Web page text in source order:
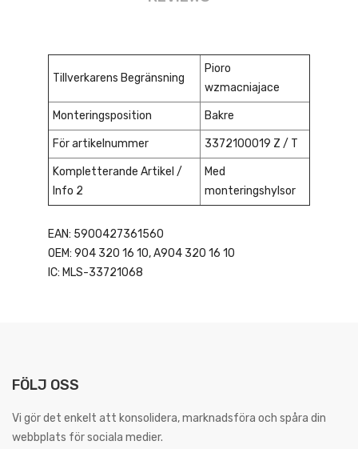
Tillverkarens Begränsning
Pioro
wzmacniajace
Monteringsposition Bakre
För artikelnummer 3372100019 Z / T
Kompletterande Artikel /
Info 2
Med
monteringshylsor
EAN: 5900427361560
OEM: 904 320 16 10, A904 320 16 10
IC: MLS-33721068
FÖLJ OSS
Vi gör det enkelt att konsolidera, marknadsföra och spåra din
webbplats för sociala medier.